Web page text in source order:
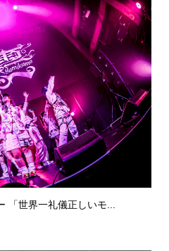
「世界一礼儀正しいモ...